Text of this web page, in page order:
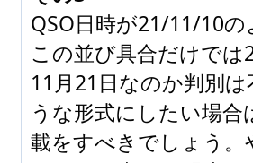
QSO日時が21/11/10
この並び具合だけで
11月21日なのか判別
うな形式にしたい場
載をすべきでしょう。